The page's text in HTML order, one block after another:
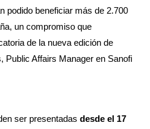
podido beneficiar más de 2.700
un compromiso que
de la nueva edición de
Public Affairs Manager en Sanofi
ser presentadas desde el 17